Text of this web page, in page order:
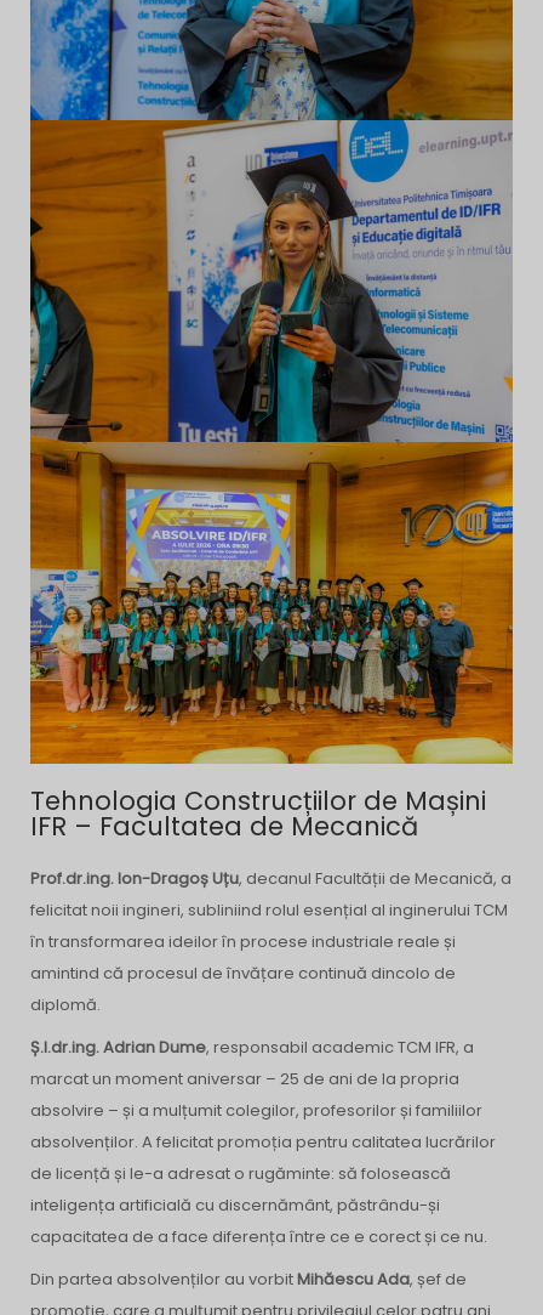
Tehnologia Construcțiilor de Mașini
IFR – Facultatea de Mecanică
Prof.dr.ing. Ion-Dragoș Uțu, decanul Facultății de Mecanică, a
felicitat noii ingineri, subliniind rolul esențial al inginerului TCM
în transformarea ideilor în procese industriale reale și
amintind că procesul de învățare continuă dincolo de
diplomă.
Ș.l.dr.ing. Adrian Dume, responsabil academic TCM IFR, a
marcat un moment aniversar – 25 de ani de la propria
absolvire – și a mulțumit colegilor, profesorilor și familiilor
absolvenților. A felicitat promoția pentru calitatea lucrărilor
de licență și le-a adresat o rugăminte: să folosească
inteligența artificială cu discernământ, păstrându-și
capacitatea de a face diferența între ce e corect și ce nu.
Din partea absolvenților au vorbit Mihăescu Ada, șef de